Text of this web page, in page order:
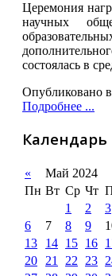
Церемония
научных
состоялась в
Опубликовано в
Подробнее ...
Календарь
« Май 2024
Пн Вт Ср Чт
1
2 3
6
7 8 9
13
14 15 16
20
21 22 23